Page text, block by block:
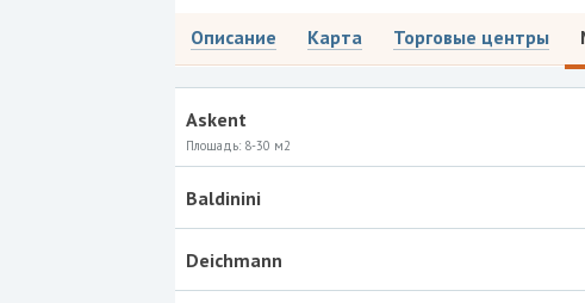
Описание Карта Торговые центры
Askent
Площадь: 8-30 м2
Baldinini
Deichmann